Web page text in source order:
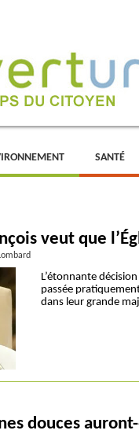
PRINCIPAL
SECONDAIRE SANTÉ
veut que
L’étonnante
passée
dans leur grande
douces